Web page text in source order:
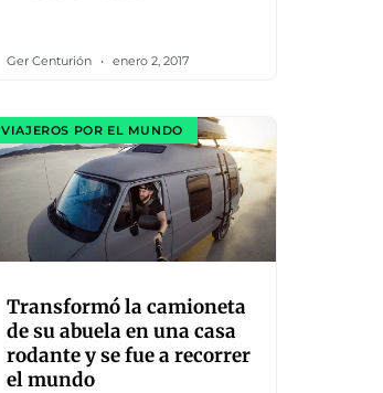
Ger Centurión enero 2, 2017
VIAJEROS POR EL MUNDO
Transformó la camioneta
de su abuela en una casa
rodante y se fue a recorrer
el mundo